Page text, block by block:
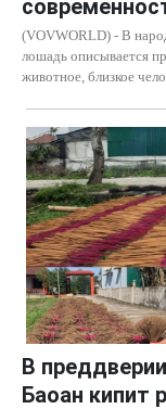
(VOVWORLD) - В
лошадь описывается
животное, близкое
В
Баоан кипит